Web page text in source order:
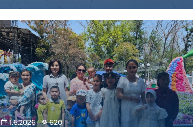
1.6.2026 620